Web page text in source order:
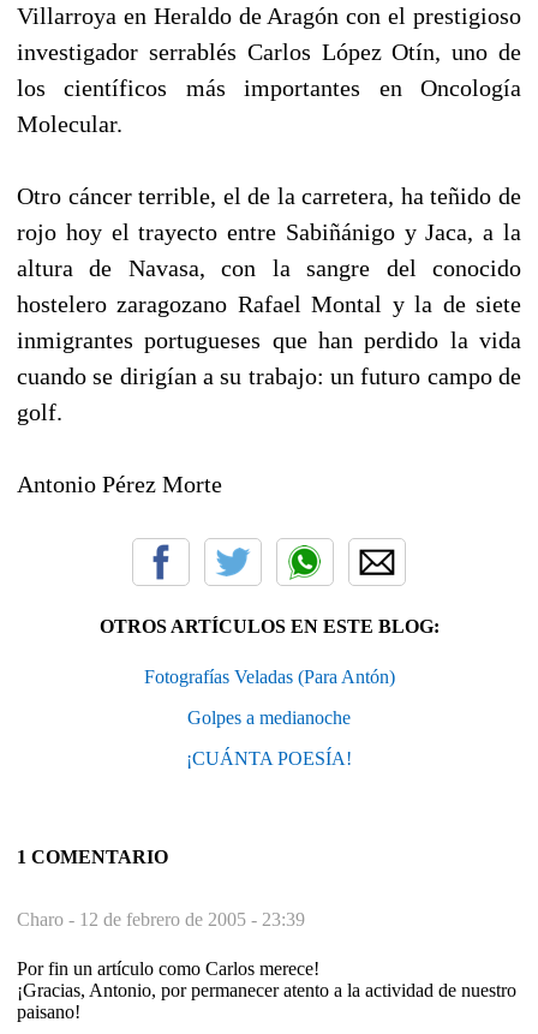
Villarroya en Heraldo de Aragón con el prestigioso
investigador serrablés Carlos López Otín, uno de
los científicos más importantes en Oncología
Molecular.
Otro cáncer terrible, el de la carretera, ha teñido de
rojo hoy el trayecto entre Sabiñánigo y Jaca, a la
altura de Navasa, con la sangre del conocido
hostelero zaragozano Rafael Montal y la de siete
inmigrantes portugueses que han perdido la vida
cuando se dirigían a su trabajo: un futuro campo de
golf.
Antonio Pérez Morte
OTROS ARTÍCULOS EN ESTE BLOG:
Fotografías Veladas (Para Antón)
Golpes a medianoche
¡CUÁNTA POESÍA!
1 COMENTARIO
Charo - 12 de febrero de 2005 - 23:39
Por fin un artículo como Carlos merece!
¡Gracias, Antonio, por permanecer atento a la actividad de nuestro
paisano!